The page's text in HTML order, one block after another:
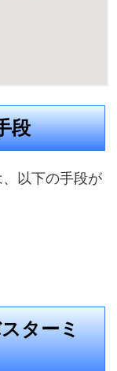
段
以下の手段が
ターミ